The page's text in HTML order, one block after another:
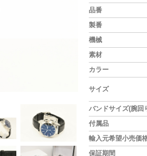
品番
製番
機械
素材
カラー
サイズ
バンドサイズ(腕回
付属品
輸入元希望小売価
保証期間